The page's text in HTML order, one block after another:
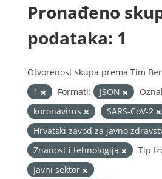
Pronađeno
podataka: 1
Otvorenost skupa prema Tim
1
Formati: JSON
koronavirus
SARS-CoV-2
Hrvatski zavod za javno
Znanost i tehnologija
Tip
Javni sektor